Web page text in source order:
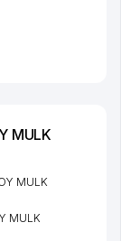
MULK
MULK
MULK